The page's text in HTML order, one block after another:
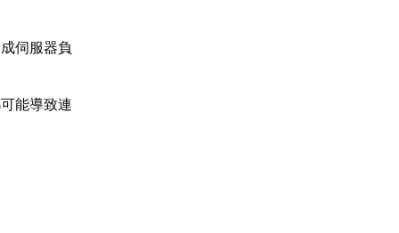
伺服器負
能導致連